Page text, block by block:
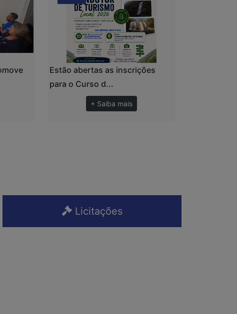
Estão abertas as inscrições
para o Curso d...
+ Saiba mais
Licitações